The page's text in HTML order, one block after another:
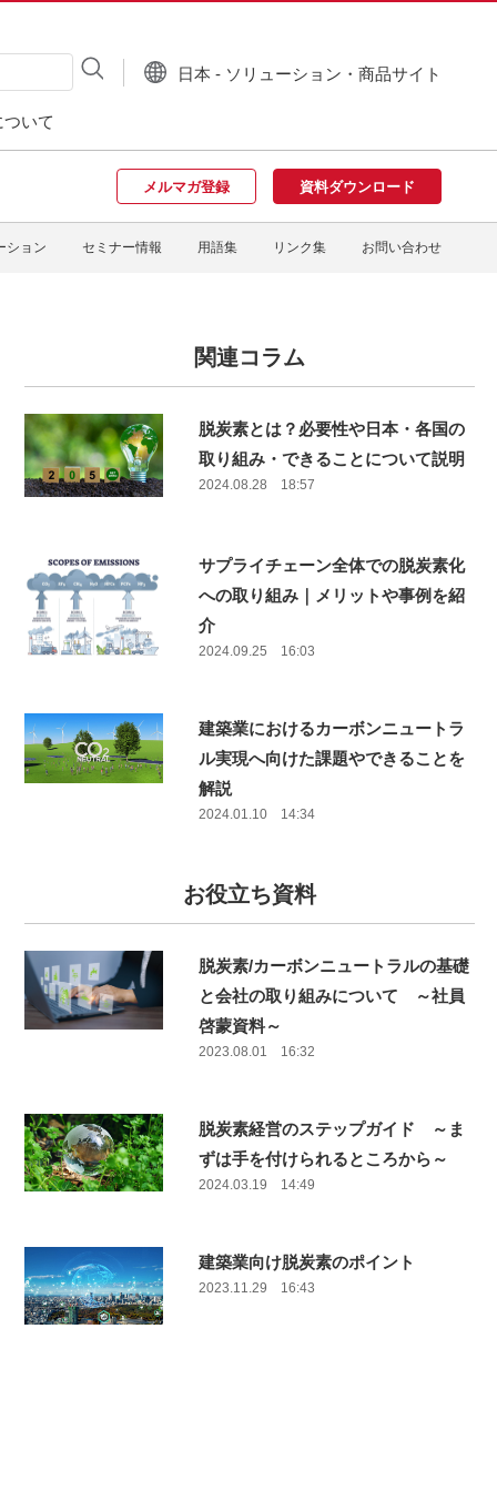
いて
日本 - ソリューション・商品サイト
メルマガ登録 資料ダウンロード
ション セミナー情報 用語集 リンク集 お問い合わせ
関連コラム
脱炭素とは？必要性や日本・各国の
取り組み・できることについて説明
2024.08.28 18:57
サプライチェーン全体での脱炭素化
への取り組み｜メリットや事例を紹
介
2024.09.25 16:03
建築業におけるカーボンニュートラ
ル実現へ向けた課題やできることを
解説
2024.01.10 14:34
お役立ち資料
脱炭素/カーボンニュートラルの基礎
と会社の取り組みについて ～社員
啓蒙資料～
2023.08.01 16:32
脱炭素経営のステップガイド ～ま
ずは手を付けられるところから～
2024.03.19 14:49
建築業向け脱炭素のポイント
2023.11.29 16:43